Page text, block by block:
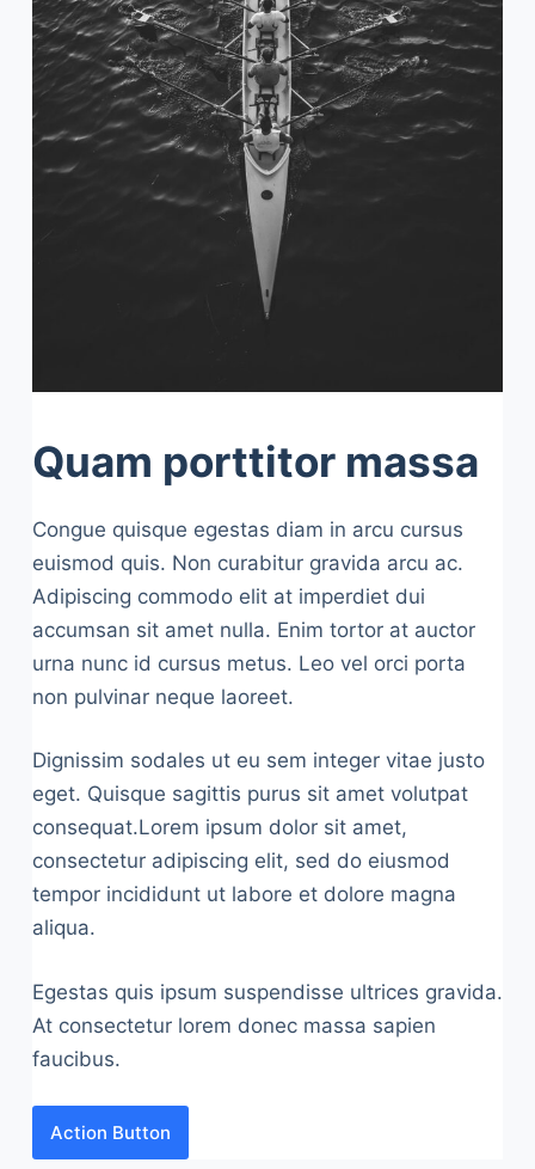
Quam porttitor massa
Congue quisque egestas diam in arcu cursus
euismod quis. Non curabitur gravida arcu ac.
Adipiscing commodo elit at imperdiet dui
accumsan sit amet nulla. Enim tortor at auctor
urna nunc id cursus metus. Leo vel orci porta
non pulvinar neque laoreet.
Dignissim sodales ut eu sem integer vitae justo
eget. Quisque sagittis purus sit amet volutpat
consequat.Lorem ipsum dolor sit amet,
consectetur adipiscing elit, sed do eiusmod
tempor incididunt ut labore et dolore magna
aliqua.
Egestas quis ipsum suspendisse ultrices gravida.
At consectetur lorem donec massa sapien
faucibus.
Action Button